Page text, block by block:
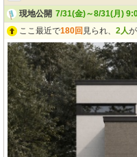
現地公開 7/31(金)～8/31(月)
ここ最近で180回 見られ、 2人